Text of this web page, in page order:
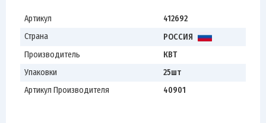
Артикул
412692
Страна
РОССИЯ
Производитель
КВТ
Упаковки
25шт
Артикул Производителя
40901